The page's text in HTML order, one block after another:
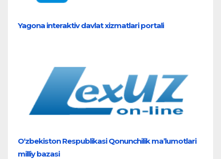
Yagona interaktiv davlat xizmatlari portali
O‘zbekiston Respublikasi Qonunchilik ma’lumotlari
milliy bazasi